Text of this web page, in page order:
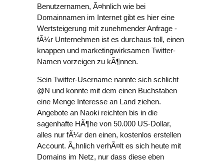
Benutzernamen, Ã¤hnlich wie bei
Domainnamen im Internet gibt es hier eine
Wertsteigerung mit zunehmender Anfrage -
fÃ¼r Unternehmen ist es durchaus toll, einen
knappen und marketingwirksamen Twitter-
Namen vorzeigen zu kÃ¶nnen.
Sein Twitter-Username nannte sich schlicht
@N und konnte mit dem einen Buchstaben
eine Menge Interesse an Land ziehen.
Angebote an Naoki reichten bis in die
sagenhafte HÃ¶he von 50.000 US-Dollar,
alles nur fÃ¼r den einen, kostenlos erstellen
Account. Ã„hnlich verhÃ¤lt es sich heute mit
Domains im Netz, nur dass diese eben